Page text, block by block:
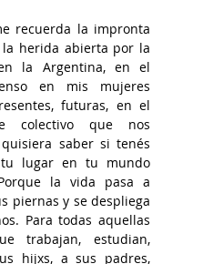
recuerda la impronta
herida abierta por la
la Argentina, en el
en mis mujeres
futuras, en el
colectivo que nos
saber si tenés
lugar en tu mundo
la vida pasa a
piernas y se despliega
Para todas aquellas
trabajan, estudian,
hijxs, a sus padres,